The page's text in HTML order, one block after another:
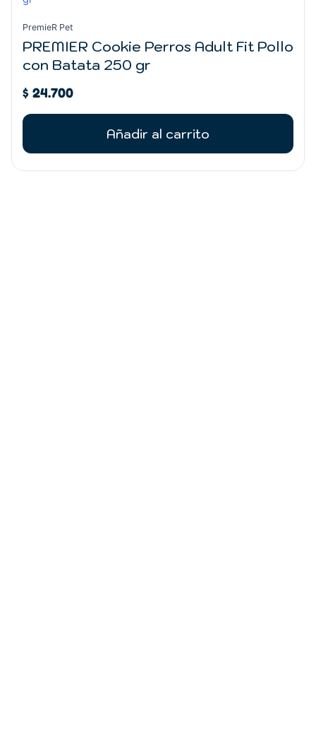
PremieR Pet
PREMIER Cookie Perros Adult Fit Pollo
con Batata 250 gr
$ 24.700
Añadir al carrito